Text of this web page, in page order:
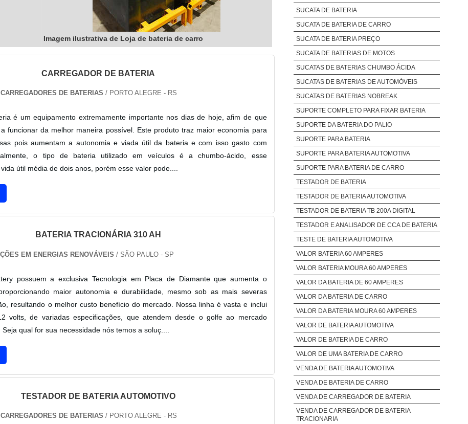
Imagem ilustrativa de Loja de bateria de carro
CARREGADOR DE BATERIA
DE BATERIAS / PORTO ALEGRE - RS
é um equipamento extremamente importante nos dias de hoje, afim de que
funcionar da melhor maneira possível. Este produto traz maior economia para
pois aumentam a autonomia e viada útil da bateria e com isso gasto com
o tipo de bateria utilizado em veículos é a chumbo-ácido, esse
útil média de dois anos, porém esse valor pode....
BATERIA TRACIONÁRIA 310 AH
EM ENERGIAS RENOVÁVEIS / SÃO PAULO - SP
possuem a exclusiva Tecnologia em Placa de Diamante que aumenta o
maior autonomia e durabilidade, mesmo sob as mais severas
resultando o melhor custo benefício do mercado. Nossa linha é vasta e inclui
volts, de variadas especificações, que atendem desde o golfe ao mercado
qual for sua necessidade nós temos a soluç....
TESTADOR DE BATERIA AUTOMOTIVO
DE BATERIAS / PORTO ALEGRE - RS
SUCATA DE BATERIA
SUCATA DE BATERIA DE CARRO
SUCATA DE BATERIA PREÇO
SUCATA DE BATERIAS DE MOTOS
SUCATAS DE BATERIAS CHUMBO ÁCIDA
SUCATAS DE BATERIAS DE AUTOMÓVEIS
SUCATAS DE BATERIAS NOBREAK
SUPORTE COMPLETO PARA FIXAR BATERIA
SUPORTE DA BATERIA DO PALIO
SUPORTE PARA BATERIA
SUPORTE PARA BATERIA AUTOMOTIVA
SUPORTE PARA BATERIA DE CARRO
TESTADOR DE BATERIA
TESTADOR DE BATERIA AUTOMOTIVA
TESTADOR DE BATERIA TB 200A DIGITAL
TESTADOR E ANALISADOR DE CCA DE BATERIA
TESTE DE BATERIA AUTOMOTIVA
VALOR BATERIA 60 AMPERES
VALOR BATERIA MOURA 60 AMPERES
VALOR DA BATERIA DE 60 AMPERES
VALOR DA BATERIA DE CARRO
VALOR DA BATERIA MOURA 60 AMPERES
VALOR DE BATERIA AUTOMOTIVA
VALOR DE BATERIA DE CARRO
VALOR DE UMA BATERIA DE CARRO
VENDA DE BATERIA AUTOMOTIVA
VENDA DE BATERIA DE CARRO
VENDA DE CARREGADOR DE BATERIA
VENDA DE CARREGADOR DE BATERIA
TRACIONARIA